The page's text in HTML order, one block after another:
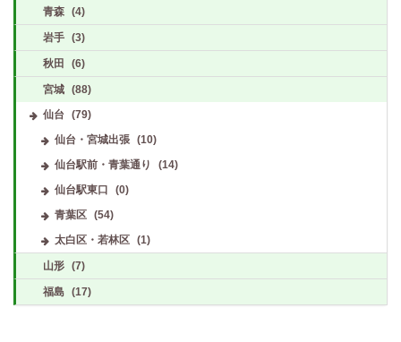
青森 (4)
岩手 (3)
秋田 (6)
宮城 (88)
仙台 (79)
仙台・宮城出張
(10)
仙台駅前・青葉通り
(14)
仙台駅東口
(0)
青葉区
(54)
太白区・若林区
(1)
山形 (7)
福島 (17)